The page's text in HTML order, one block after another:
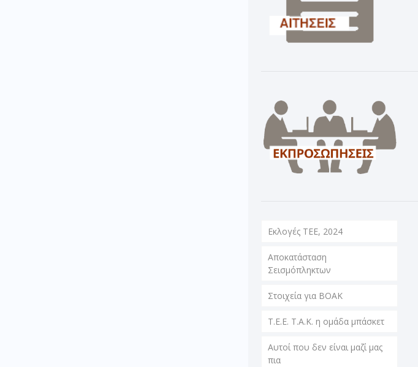
Εκλογές ΤΕΕ, 2024
Αποκατάσταση
Σεισμόπληκτων
Στοιχεία για ΒΟΑΚ
T.E.E. T.A.K. η ομάδα μπάσκετ
Αυτοί που δεν είναι μαζί μας
πια